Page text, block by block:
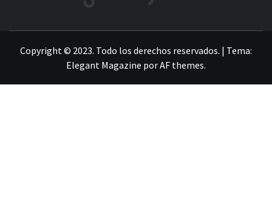
Copyright © 2023. Todo los derechos reservados. | Tema:
Elegant Magazine porAF themes.